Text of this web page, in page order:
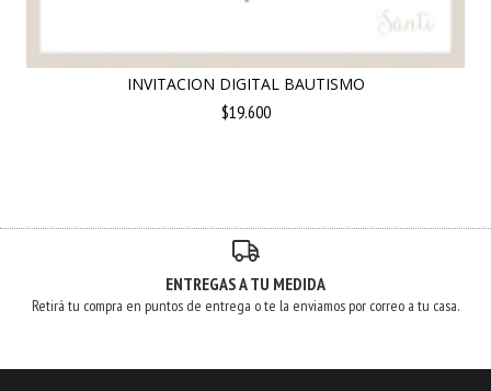
INVITACION DIGITAL BAUTISMO
$19.600
ENTREGAS A TU MEDIDA
Retirá tu compra en puntos de entrega o te la enviamos por correo a tu casa.